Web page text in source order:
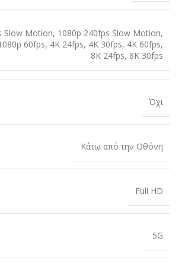
Slow Motion, 1080p 240fps Slow Motion,
60fps, 4K 24fps, 4K 30fps, 4K 60fps,
8K 24fps, 8K 30fps
Όχι
Κάτω από την Οθόνη
Full HD
5G